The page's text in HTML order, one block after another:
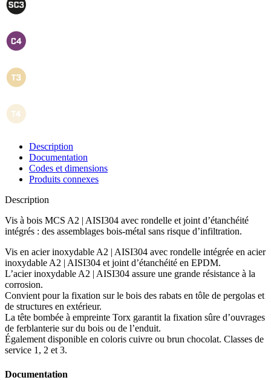
Description
Documentation
Codes et dimensions
Produits connexes
Description
Vis à bois MCS A2 | AISI304 avec rondelle et joint d’étanchéité
intégrés : des assemblages bois-métal sans risque d’infiltration.
Vis en acier inoxydable A2 | AISI304 avec rondelle intégrée en acier
inoxydableA2 | AISI304 et joint d’étanchéité en EPDM.
L’acier inoxydableA2 | AISI304 assure une grande résistance à la
corrosion.
Convient pour la fixation sur le bois des rabats en tôle de pergolas et
de structures en extérieur.
La tête bombée à empreinte Torx garantit la fixation sûre d’ouvrages
de ferblanterie sur du bois ou de l’enduit.
Également disponible en coloris cuivre ou brun chocolat. Classes de
service 1, 2 et 3.
Documentation